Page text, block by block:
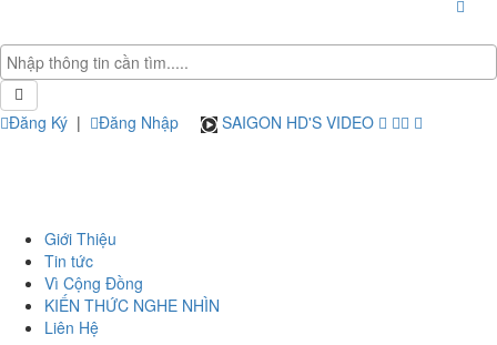
Đăng Ký | Đăng Nhập SAIGON HD'S VIDEO
Giới Thiệu
Tin tức
Vì Cộng Đồng
KIẾN THỨC NGHE NHÌN
Liên Hệ